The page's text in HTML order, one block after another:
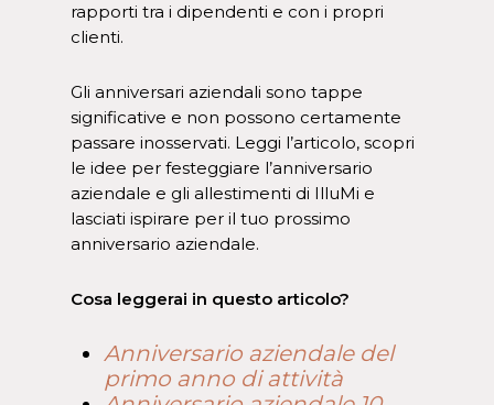
rapporti tra i dipendenti e con i propri
clienti.
Gli anniversari aziendali sono tappe
significative e non possono certamente
passare inosservati. Leggi l’articolo, scopri
le idee per festeggiare l’anniversario
aziendale e gli allestimenti di IlluMi e
lasciati ispirare per il tuo prossimo
anniversario aziendale.
Cosa leggerai in questo articolo?
Anniversario aziendale del
primo anno di attività